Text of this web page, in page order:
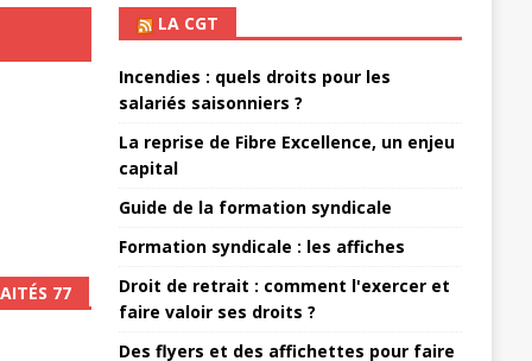
77
LA CGT
Incendies : quels droits pour les
salariés saisonniers ?
La reprise de Fibre Excellence, un enjeu
capital
Guide de la formation syndicale
Formation syndicale : les affiches
Droit de retrait : comment l'exercer et
faire valoir ses droits ?
Des flyers et des affichettes pour faire